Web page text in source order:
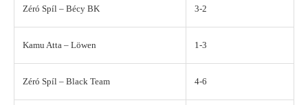
Zéró Spíl – Bécy BK 3-2
Kamu Atta – Löwen 1-3
Zéró Spíl – Black Team 4-6